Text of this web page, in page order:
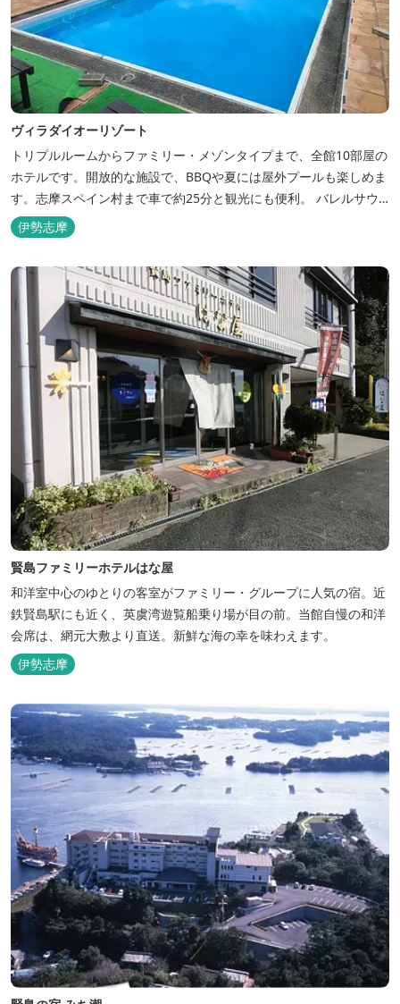
ヴィラダイオーリゾート
トリプルルームからファミリー・メゾンタイプまで、全館10部屋の
ホテルです。開放的な施設で、BBQや夏には屋外プールも楽しめま
す。志摩スペイン村まで車で約25分と観光にも便利。 バレルサウ
ナをはじめました。
伊勢志摩
賢島ファミリーホテルはな屋
和洋室中心のゆとりの客室がファミリー・グループに人気の宿。近
鉄賢島駅にも近く、英虞湾遊覧船乗り場が目の前。当館自慢の和洋
会席は、網元大敷より直送。新鮮な海の幸を味わえます。
伊勢志摩